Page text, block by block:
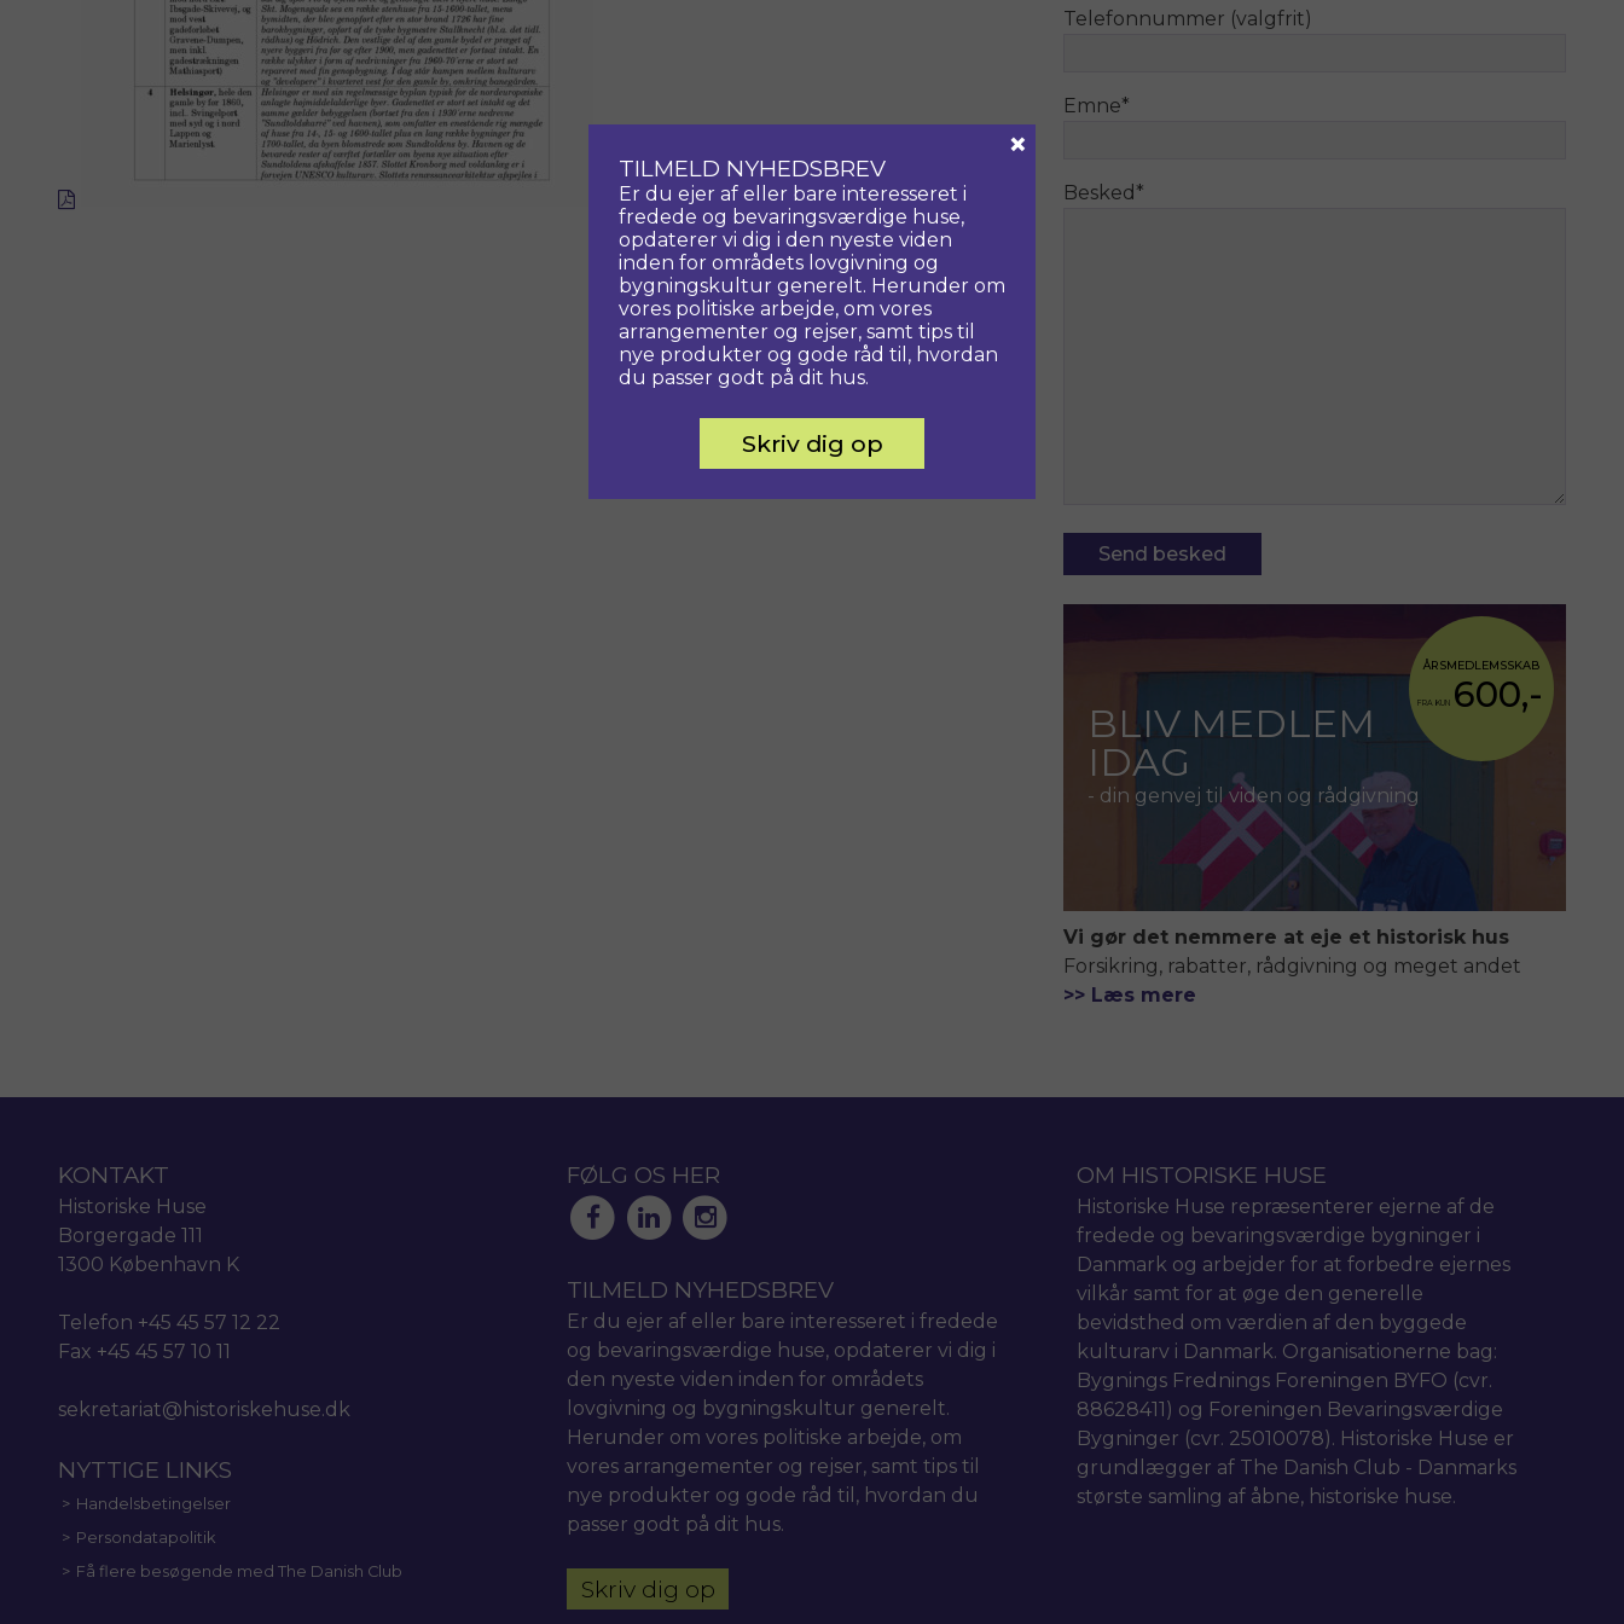
Telefonnummer (valgfrit)
Emne*
Besked *
Send besked
BLIV MEDLEM
IDAG
- din genvej til viden og rådgivning
ÅRSMEDLEMSSKAB
FRA KUN 600,-
Vi gør det nemmere at eje et historisk hus
Forsikring, rabatter, rådgivning og meget andet
>> Læs mere
KONTAKT
Historiske Huse
Borgergade 111
1300 København K
Telefon +45 45 57 12 22
Fax +45 45 57 10 11
sekretariat@historiskehuse.dk
NYTTIGE LINKS
Handelsbetingelser
Persondatapolitik
Få flere besøgende med The Danish Club
FØLG OS HER
TILMELD NYHEDSBREV
Er du ejer af eller bare interesseret i fredede
og bevaringsværdige huse, opdaterer vi dig i
den nyeste viden inden for områdets
lovgivning og bygningskultur generelt.
Herunder om vores politiske arbejde, om
vores arrangementer og rejser, samt tips til
nye produkter og gode råd til, hvordan du
passer godt på dit hus.
Skriv dig op
OM HISTORISKE HUSE
Historiske Huse repræsenterer ejerne af de
fredede og bevaringsværdige bygninger i
Danmark og arbejder for at forbedre ejernes
vilkår samt for at øge den generelle
bevidsthed om værdien af den byggede
kulturarv i Danmark. Organisationerne bag:
Bygnings Frednings Foreningen BYFO (cvr.
88628411) og Foreningen Bevaringsværdige
Bygninger (cvr. 25010078). Historiske Huse er
grundlægger af The Danish Club - Danmarks
største samling af åbne, historiske huse.
TILMELD NYHEDSBREV
Er du ejer af eller bare interesseret i
fredede og bevaringsværdige huse,
opdaterer vi dig i den nyeste viden
inden for områdets lovgivning og
bygningskultur generelt. Herunder om
vores politiske arbejde, om vores
arrangementer og rejser, samt tips til
nye produkter og gode råd til, hvordan
du passer godt på dit hus.
Skriv dig op
×